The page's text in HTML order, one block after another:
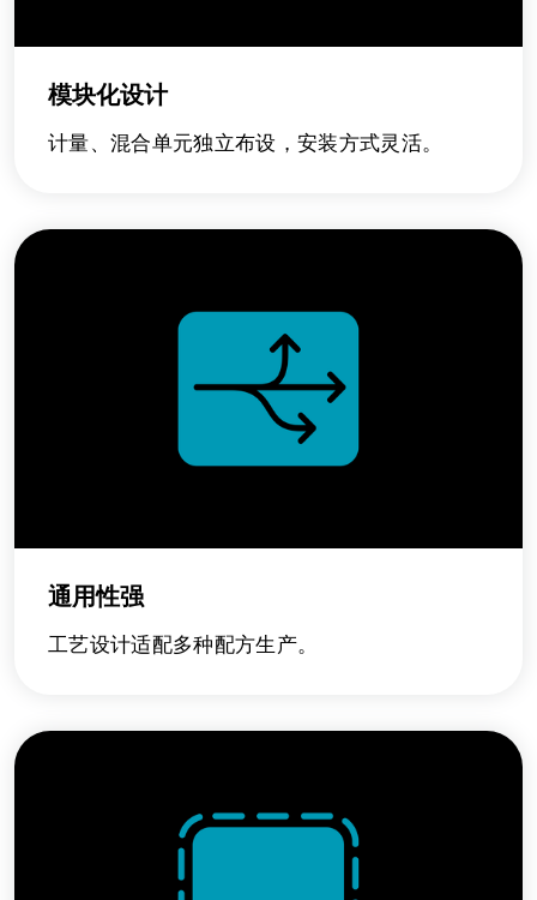
模块化设计
计量、混合单元独立布设，安装方式灵活。
通用性强
工艺设计适配多种配方生产。